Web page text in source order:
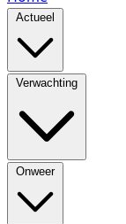
Actueel
Verwachting
Onweer